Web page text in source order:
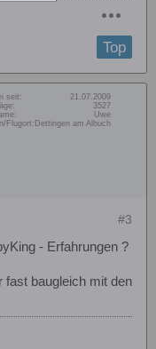
Top
seit:
21.07.2009
3527
Uwe
Flugort: Dettingen am Albuch
#3
- Erfahrungen ?
fast baugleich mit den